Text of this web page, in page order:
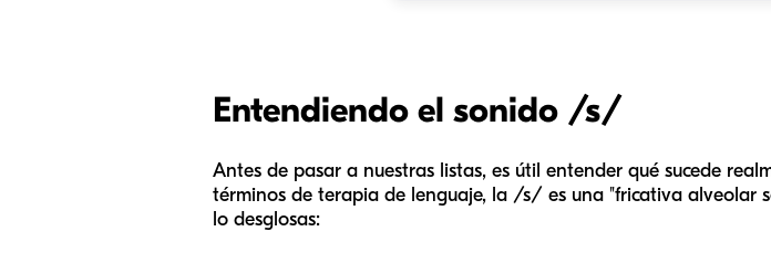
Entendiendo el sonido /s/
Antes de pasar a nuestras listas, es útil entender qué sucede
términos de terapia de lenguaje, la /s/ es una "fricativa alveolar
lo desglosas: